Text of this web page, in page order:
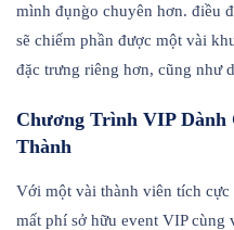
mình đụng̀o chuyên hơn. điều
sẽ chiếm phần được một vài
đặc trưng riêng hơn, cũng như
Chương Trình VIP Dành
Thành
Với một vài thành viên tích
mất phí sở hữu event VIP cùng